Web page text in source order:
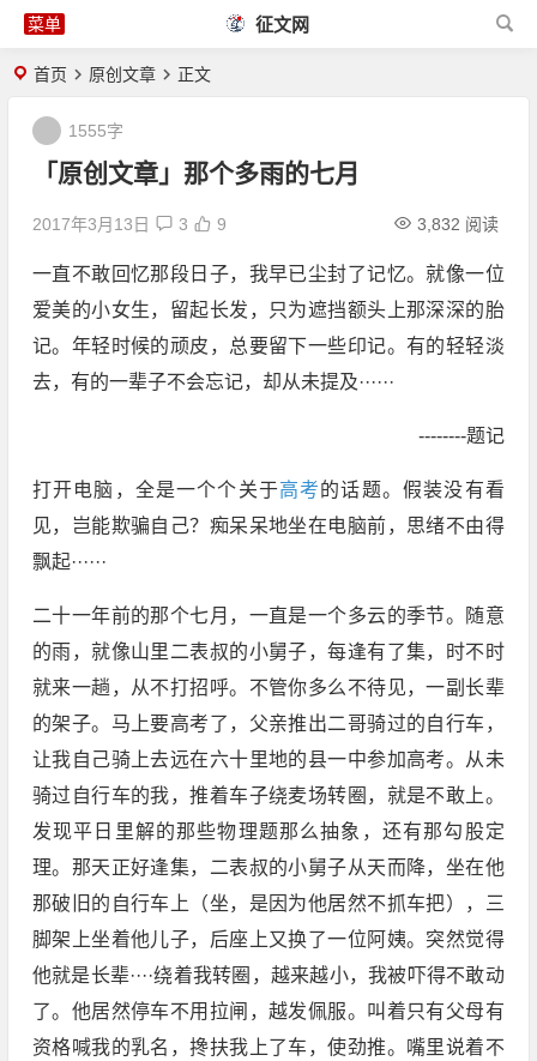
征文网
首页 原创文章 正文
「原创文章」那个多雨的七月
2017年3月13日 3 3,832 阅读
9
1555字
一直不敢回忆那段日子，我早已尘封了记忆。就像一位
爱美的小女生，留起长发，只为遮挡额头上那深深的胎
记。年轻时候的顽皮，总要留下一些印记。有的轻轻淡
去，有的一辈子不会忘记，却从未提及······
--------题记
打开电脑，全是一个个关于高考的话题。假装没有看
见，岂能欺骗自己？痴呆呆地坐在电脑前，思绪不由得
飘起······
二十一年前的那个七月，一直是一个多云的季节。随意
的雨，就像山里二表叔的小舅子，每逢有了集，时不时
就来一趟，从不打招呼。不管你多么不待见，一副长辈
的架子。马上要高考了，父亲推出二哥骑过的自行车，
让我自己骑上去远在六十里地的县一中参加高考。从未
骑过自行车的我，推着车子绕麦场转圈，就是不敢上。
发现平日里解的那些物理题那么抽象，还有那勾股定
理。那天正好逢集，二表叔的小舅子从天而降，坐在他
那破旧的自行车上（坐，是因为他居然不抓车把），三
脚架上坐着他儿子，后座上又换了一位阿姨。突然觉得
他就是长辈····绕着我转圈，越来越小，我被吓得不敢动
了。他居然停车不用拉闸，越发佩服。叫着只有父母有
资格喊我的乳名，搀扶我上了车，使劲推。嘴里说着不